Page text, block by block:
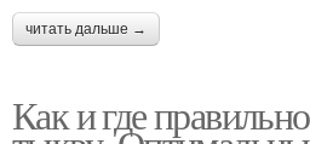
читать дальше →
Как и где